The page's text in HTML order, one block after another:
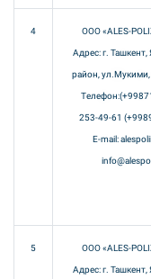
4 ООО «ALES-
Адрес: г. Ташкент,
район,
253-49-61
E-mail:
5 ООО «ALES-
Адрес: г. Ташкент,